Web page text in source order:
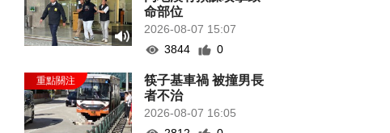
命部位
2026-08-07 15:07
3844
0
筷子基車禍 被撞男長
者不治
2026-08-07 16:05